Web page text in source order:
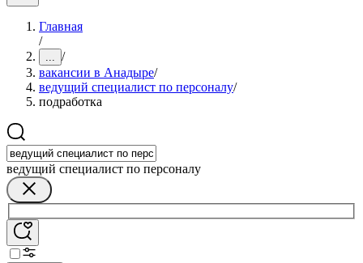
Главная
/
... /
вакансии в Анадыре/
ведущий специалист по персоналу/
подработка
ведущий специалист по персоналу